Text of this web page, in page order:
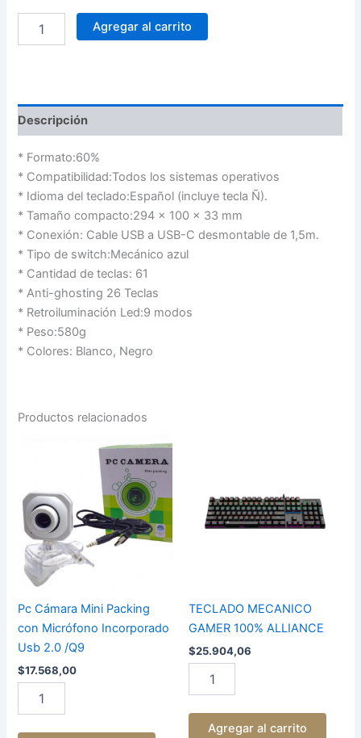
Agregar al carrito
Descripción
* Formato:60%
* Compatibilidad:Todos los sistemas operativos
* Idioma del teclado:Español (incluye tecla Ñ).
* Tamaño compacto:294 x 100 x 33 mm
* Conexión: Cable USB a USB-C desmontable de 1,5m.
* Tipo de switch:Mecánico azul
* Cantidad de teclas: 61
* Anti-ghosting 26 Teclas
* Retroiluminación Led:9 modos
* Peso:580g
* Colores: Blanco, Negro
Productos relacionados
Pc Cámara Mini Packing
con Micrófono Incorporado
Usb 2.0 /Q9
$17.568,00
Packing
con
Micrófono
Incorporado
Usb
2.0
/Q9
cantidad
TECLADO MECANICO
GAMER 100% ALLIANCE
$25.904,06
ALLIANCE
cantidad
Agregar al carrito